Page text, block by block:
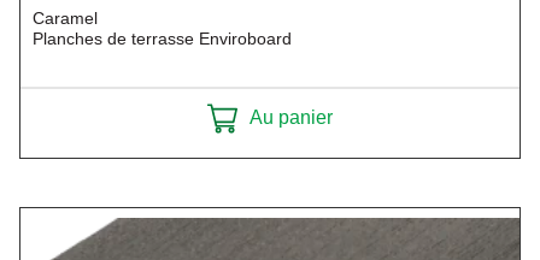
Caramel
Planches de terrasse Enviroboard
Au panier